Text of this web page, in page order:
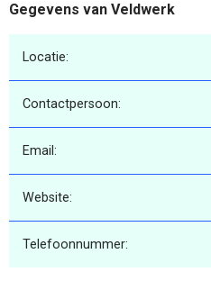
Gegevens van Veldwerk
Locatie:
Contactpersoon:
Email:
Website:
Telefoonnummer: